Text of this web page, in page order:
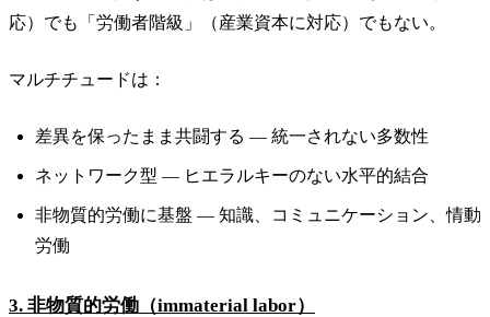
応）でも「労働者階級」（産業資本に対応）でもない。
マルチチュードは：
差異を保ったまま共闘する — 統一されない多数性
ネットワーク型 — ヒエラルキーのない水平的結合
非物質的労働に基盤 — 知識、コミュニケーション、情動
労働
3. 非物質的労働（immaterial labor）